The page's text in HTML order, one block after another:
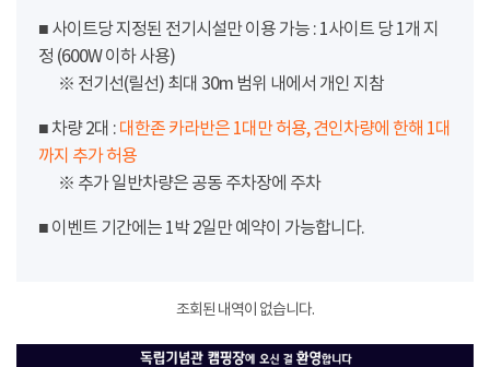
■ 사이트당 지정된 전기시설만 이용 가능 : 1사이트 당 1개 지
정 (600W 이하 사용)
※ 전기선(릴선) 최대 30m 범위 내에서 개인 지참
■ 차량 2대 : 대한존 카라반은 1대만 허용, 견인차량에 한해 1대
까지 추가 허용
※ 추가 일반차량은 공동 주차장에 주차
■ 이벤트 기간에는 1박 2일만 예약이 가능합니다.
조회된 내역이 없습니다.